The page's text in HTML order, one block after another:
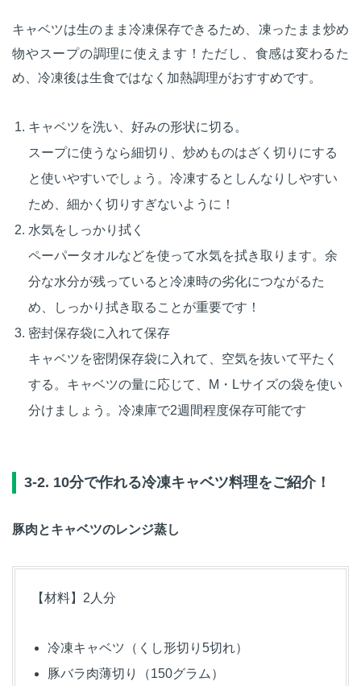
キャベツは生のまま冷凍保存できるため、凍ったまま炒め
物やスープの調理に使えます！ただし、食感は変わるた
め、冷凍後は生食ではなく加熱調理がおすすめです。
キャベツを洗い、好みの形状に切る。
スープに使うなら細切り、炒めものはざく切りにする
と使いやすいでしょう。冷凍するとしんなりしやすい
ため、細かく切りすぎないように！
水気をしっかり拭く
ペーパータオルなどを使って水気を拭き取ります。余
分な水分が残っていると冷凍時の劣化につながるた
め、しっかり拭き取ることが重要です！
密封保存袋に入れて保存
キャベツを密閉保存袋に入れて、空気を抜いて平たく
する。キャベツの量に応じて、M・Lサイズの袋を使い
分けましょう。冷凍庫で2週間程度保存可能です
3-2. 10分で作れる冷凍キャベツ料理をご紹介！
豚肉とキャベツのレンジ蒸し
【材料】2人分
冷凍キャベツ（くし形切り5切れ）
豚バラ肉薄切り（150グラム）